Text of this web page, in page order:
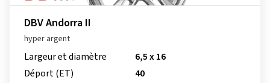
DBV Andorra II
hyper argent
Largeur et diamètre
6,5 x 16
Déport (ET)
40